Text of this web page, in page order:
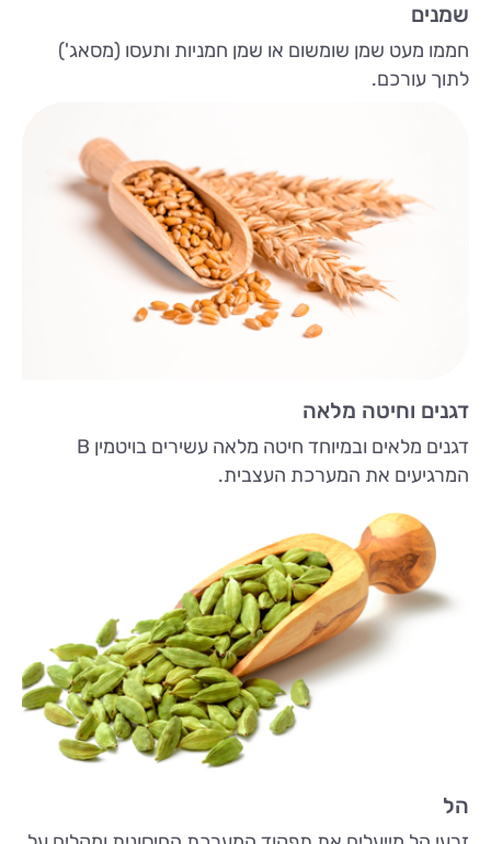
שמנים
חממו מעט שמן שומשום או שמן חמניות ותעסו (מסאג')
לתוך עורכם.
דגנים וחיטה מלאה
דגנים מלאים ובמיוחד חיטה מלאה עשירים בויטמין B
המרגיעים את המערכת העצבית.
הל